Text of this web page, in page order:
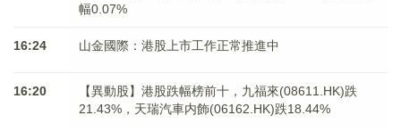
幅0.07%
16:24 山金國際：港股上市工作正常推進中
16:20
【異動股】港股跌幅榜前十，九福來(08611.HK)跌
21.43%，天瑞汽車内飾(06162.HK)跌18.44%